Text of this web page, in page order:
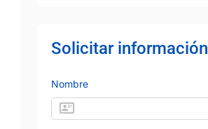
Solicitar información
Nombre